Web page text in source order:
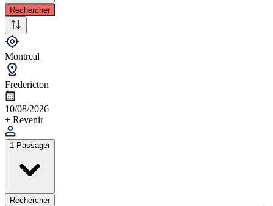
Rechercher
Montreal
Fredericton
10/08/2026
+ Revenir
1 Passager
Rechercher